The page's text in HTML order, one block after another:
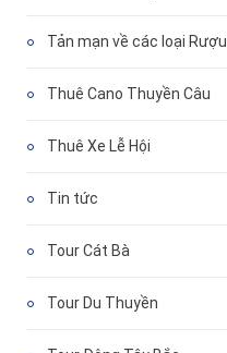
Tản mạn về các loại Rượu
Thuê Cano Thuyền Câu
Thuê Xe Lễ Hội
Tin tức
Tour Cát Bà
Tour Du Thuyền